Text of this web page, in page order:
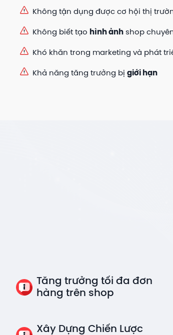
Không tận dụng được cơ hội thị
Không biết tạo hình ảnh shop
Khó khăn trong marketing và phát
Khả năng tăng trưởng bị giới hạn
Tăng trưởng tối đa đơn
hàng trên shop
Xây Dựng Chiến Lược